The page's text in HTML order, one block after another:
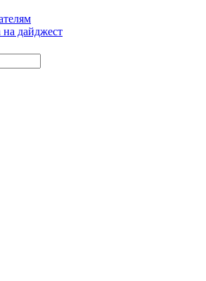
дайджест